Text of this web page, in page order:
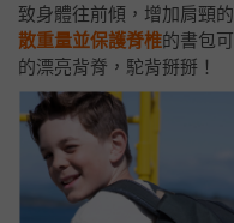
致身體往前傾，增加肩頸
散重量並保護脊椎的書包
的漂亮背脊，駝背掰掰！